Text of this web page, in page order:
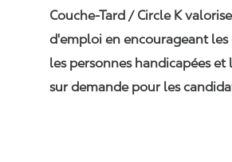
Couche-Tard / Circle K
d'emploi en encourageant les
les personnes handicapées
sur demande pour les